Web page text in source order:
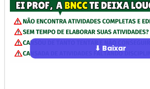
⬇ Baixar